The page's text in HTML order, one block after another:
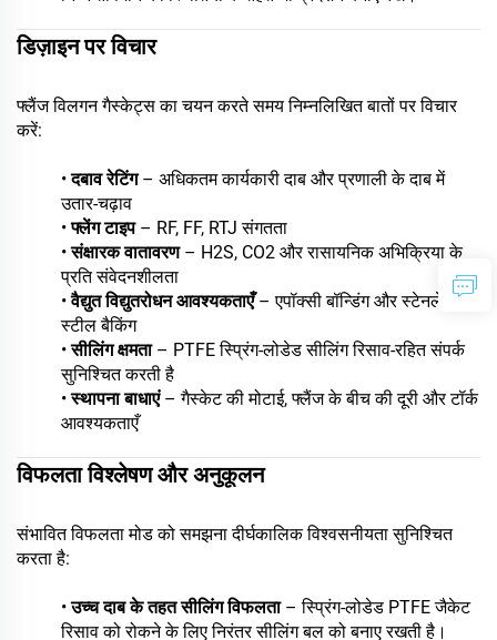
डिज़ाइन पर विचार
फ्लैंज विलगन गैस्केट्स का चयन करते समय निम्नलिखित बातों पर विचार
करें:
•दबाव रेटिंग– अधिकतम कार्यकारी दाब और प्रणाली के दाब में
उतार-चढ़ाव
•फ्लेंग टाइप – RF, FF, RTJ संगतता
•संक्षारक वातावरण – H2S, CO2 और रासायनिक अभिक्रिया के
प्रति संवेदनशीलता
•वैद्युत विद्युतरोधन आवश्यकताएँ– एपॉक्सी बॉन्डिंग और स्टेनलेस
स्टील बैकिंग
•सीलिंग क्षमता – PTFE स्प्रिंग-लोडेड सीलिंग रिसाव-रहित संपर्क
सुनिश्चित करती है
•स्थापना बाधाएं – गैस्केट की मोटाई, फ्लैंज के बीच की दूरी और टॉर्क
आवश्यकताएँ
विफलता विश्लेषण और अनुकूलन
संभावित विफलता मोड को समझना दीर्घकालिक विश्वसनीयता सुनिश्चित
करता है:
•उच्च दाब के तहत सीलिंग विफलता – स्प्रिंग-लोडेड PTFE जैकेट
रिसाव को रोकने के लिए निरंतर सीलिंग बल को बनाए रखती है।